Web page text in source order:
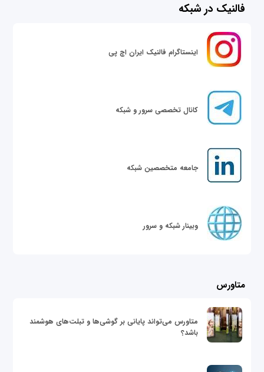
فالنیک در شبکه
اینستاگرام فالنیک ایران اچ پی
کانال تخصصی سرور و شبکه
جامعه متخصصین شبکه
وبینار شبکه و سرور
متاورس
متاورس می‌تواند پایانی بر گوشی‌ها و تبلت‌های هوشمند
باشد؟